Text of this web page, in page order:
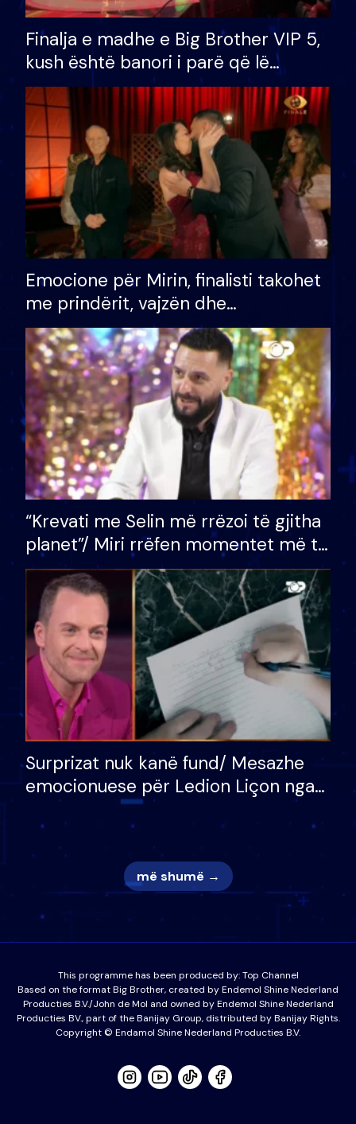
Finalja e madhe e Big Brother VIP 5,
kush është banori i parë që lë
shtëpinë dhe humb mundësinë për
të fituar çmimin e madh
Emocione për Mirin, finalisti takohet
me prindërit, vajzën dhe
bashkëshorten: S’kemi ndonjë letër
divorci apo jo?
“Krevati me Selin më rrëzoi të gjitha
planet”/ Miri rrëfen momentet më të
bukura në shtëpinë e BB VIP: Do më
mungojë zilja e mëngjesit kur…
Surprizat nuk kanë fund/ Mesazhe
emocionuese për Ledion Liçon nga
nëna dhe fëmijët e tij, moderatori
nuk i mban dot lotët: Nuk meritoj…
më shumë →
This programme has been produced by:Top Channel
Based on the format Big Brother, created by Endemol Shine Nederland
Producties B.V./John de Mol and owned by Endemol Shine Nederland
Producties BV., part of the Banijay Group, distributed by Banijay Rights.
Copyright © Endamol Shine Nederland Producties B.V.